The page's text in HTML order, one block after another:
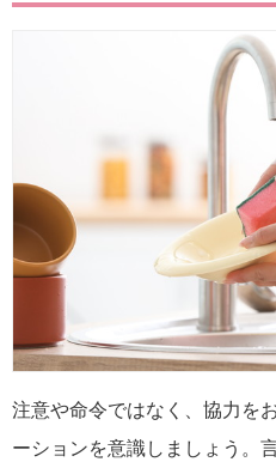
注意や命令ではなく、協力を
ーションを意識しましょう。